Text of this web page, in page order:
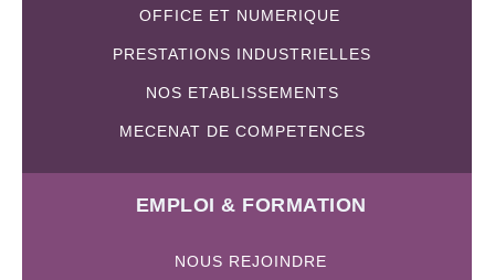
OFFICE ET NUMERIQUE
PRESTATIONS INDUSTRIELLES
NOS ETABLISSEMENTS
MECENAT DE COMPETENCES
EMPLOI & FORMATION
NOUS REJOINDRE